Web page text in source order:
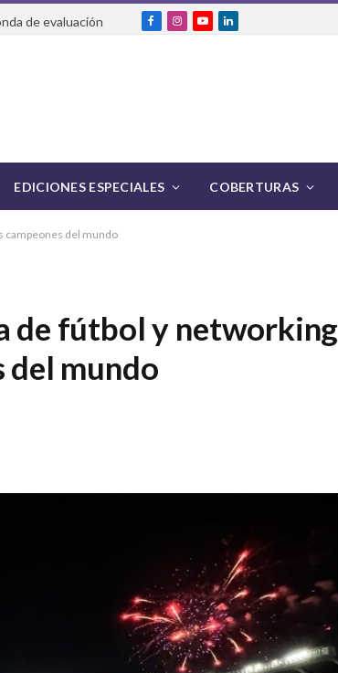
de evaluación
FacebookInstagram
YouTubeLinkedIn
EDICIONES ESPECIALES COBERTURAS
campeones del mundo
de fútbol y networking
del mundo